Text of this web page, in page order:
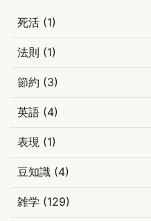
死活 (1)
法則 (1)
節約 (3)
英語 (4)
表現 (1)
豆知識 (4)
雑学 (129)